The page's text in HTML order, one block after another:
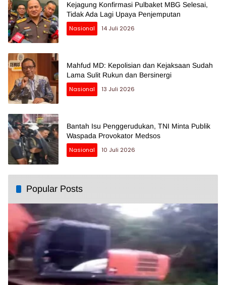
Kejagung Konfirmasi Pulbaket MBG Selesai,
Tidak Ada Lagi Upaya Penjemputan
Nasional
14 Juli 2026
Mahfud MD: Kepolisian dan Kejaksaan Sudah
Lama Sulit Rukun dan Bersinergi
Nasional
13 Juli 2026
Bantah Isu Penggerudukan, TNI Minta Publik
Waspada Provokator Medsos
Nasional
10 Juli 2026
Popular Posts